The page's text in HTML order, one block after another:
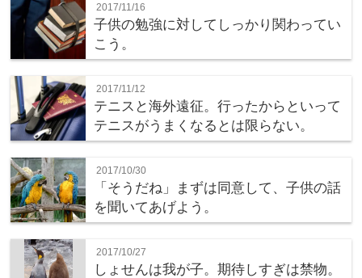
2017/11/16
子供の勉強に対してしっかり関わってい
こう。
2017/11/12
テニスと海外遠征。行ったからといって
テニスがうまくなるとは限らない。
2017/10/30
「そうだね」まずは同意して、子供の話
を聞いてあげよう。
2017/10/27
しょせんは我が子。期待しすぎは禁物。